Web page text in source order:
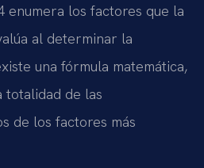
enumera los factores que la
al determinar la
una fórmula matemática,
de las
de los factores más